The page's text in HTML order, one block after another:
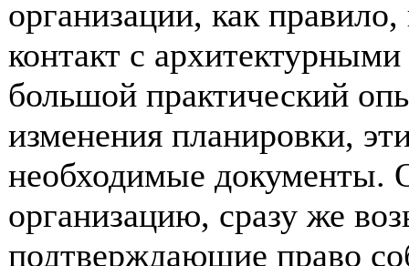
организации, как
контакт с
большой практический
изменения планировки,
необходимые документы.
организацию, сразу же
подтверждающие право